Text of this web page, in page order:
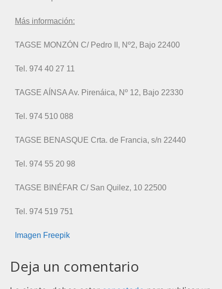
Más información:
TAGSE MONZÓN C/ Pedro II, Nº2, Bajo 22400
Tel. 974 40 27 11
TAGSE AÍNSA Av. Pirenáica, Nº 12, Bajo 22330
Tel. 974 510 088
TAGSE BENASQUE Crta. de Francia, s/n 22440
Tel. 974 55 20 98
TAGSE BINÉFAR C/ San Quilez, 10 22500
Tel. 974 519 751
Imagen Freepik
Deja un comentario